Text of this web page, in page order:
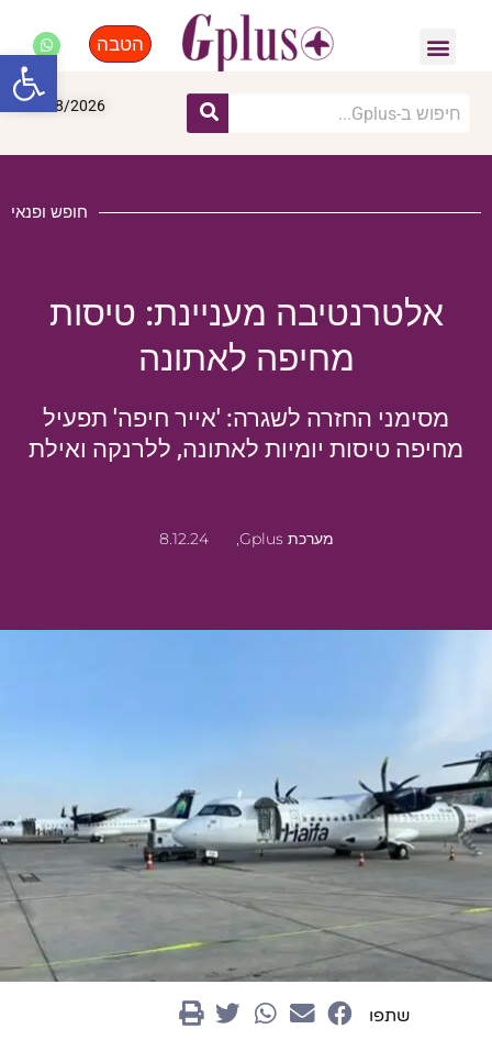
הטבה
06/08/2026
חופש ופנאי
אלטרנטיבה מעניינת: טיסות
מחיפה לאתונה
מסימני החזרה לשגרה: 'אייר חיפה' תפעיל
מחיפה טיסות יומיות לאתונה, ללרנקה ואילת
מערכת Gplus, 8.12.24
שתפו
פתח